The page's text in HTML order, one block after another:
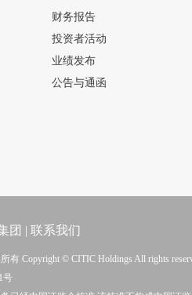
财务报告
投资者活动
业绩发布
公告与通函
团 | 联系我们
有 Copyright © CITIC Holdings All rights
号